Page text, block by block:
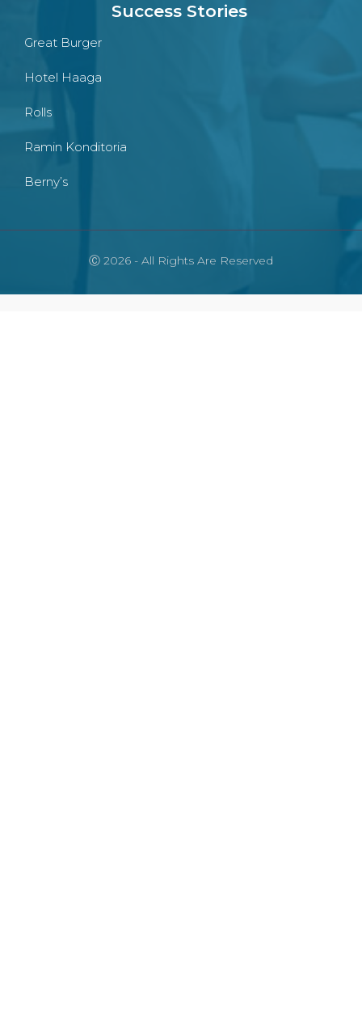
Success Stories
Great Burger
Hotel Haaga
Rolls
Ramin Konditoria
Berny’s
Ⓒ 2026 - All Rights Are Reserved